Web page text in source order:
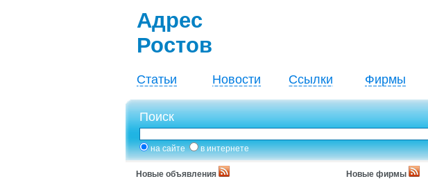
Адрес
Ростов
Статьи Новости Ссылки Фирмы
Поиск
на сайте в интернете
Новые объявления Новые фирмы